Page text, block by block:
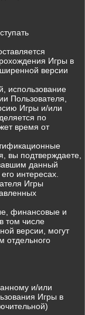
Игры в
версии
использование
Пользователя,
Игры и/или
по
время от
вы подтверждаете,
данный
интересах.
Игры
финансовые и
том числе
версии, могут
отдельного
и/или
Игры в